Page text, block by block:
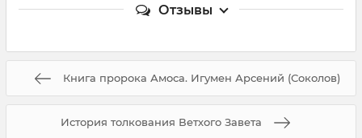
Отзывы
Книга пророка Амоса. Игумен Арсений (Соколов)
История толкования Ветхого Завета